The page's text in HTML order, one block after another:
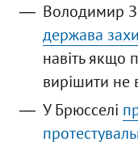
Володимир
держава
навіть якщо
вирішити не
У Брюсселі